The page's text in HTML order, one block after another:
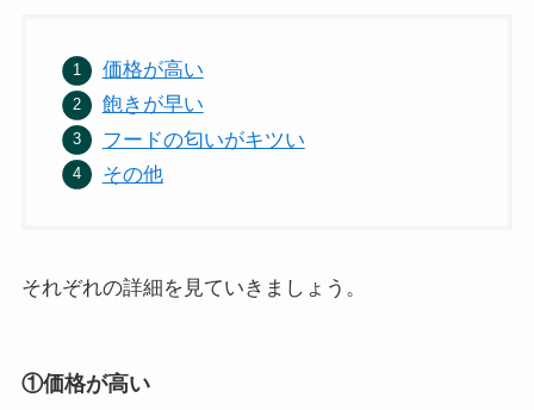
価格が高い
飽きが早い
フードの匂いがキツい
その他
それぞれの詳細を見ていきましょう。
①価格が高い